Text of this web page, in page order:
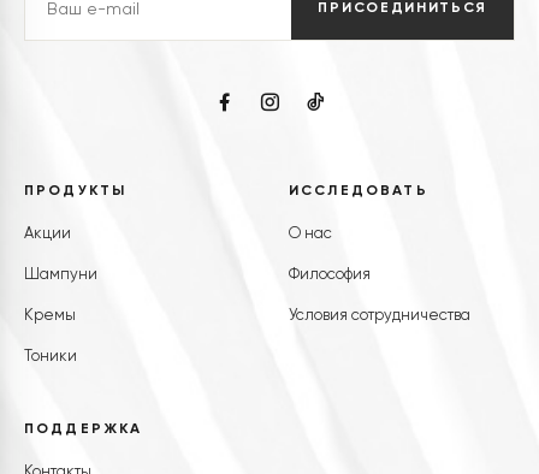
ПРИСОЕДИНИТЬСЯ
ПРОДУКТЫ
Акции
Шампуни
Кремы
Тоники
ИССЛЕДОВАТЬ
О нас
Философия
Условия сотрудничества
ПОДДЕРЖКА